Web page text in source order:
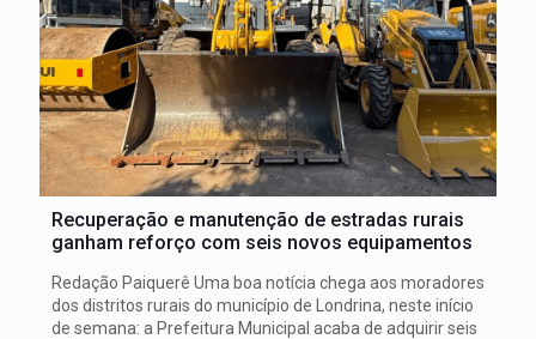
Recuperação e manutenção de estradas rurais
ganham reforço com seis novos equipamentos
Redação Paiquerê Uma boa notícia chega aos moradores
dos distritos rurais do município de Londrina, neste início
de semana: a Prefeitura Municipal acaba de adquirir seis